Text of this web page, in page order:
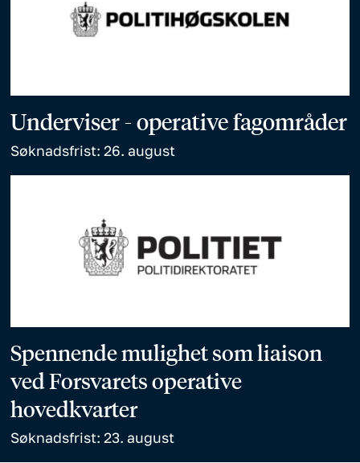
Underviser - operative fagområder
Søknadsfrist: 26. august
Spennende mulighet som liaison
ved Forsvarets operative
hovedkvarter
Søknadsfrist: 23. august